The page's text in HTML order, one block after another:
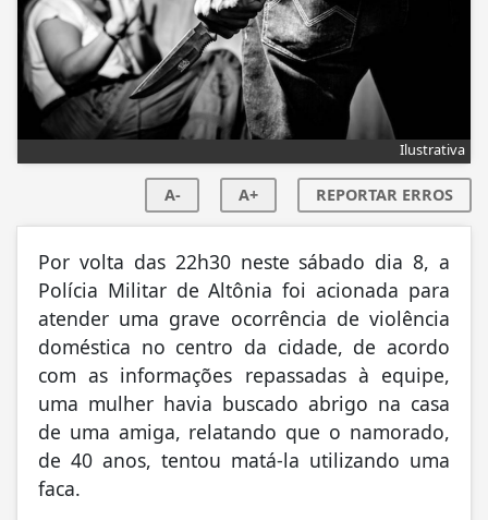
Ilustrativa
A- A+ REPORTAR ERROS
Por volta das 22h30 neste sábado dia 8, a
Polícia Militar de Altônia foi acionada para
atender uma grave ocorrência de violência
doméstica no centro da cidade, de acordo
com as informações repassadas à equipe,
uma mulher havia buscado abrigo na casa
de uma amiga, relatando que o namorado,
de 40 anos, tentou matá-la utilizando uma
faca.